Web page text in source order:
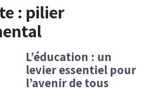
: pilier
L’éducation : un
levier essentiel pour
l’avenir de tous